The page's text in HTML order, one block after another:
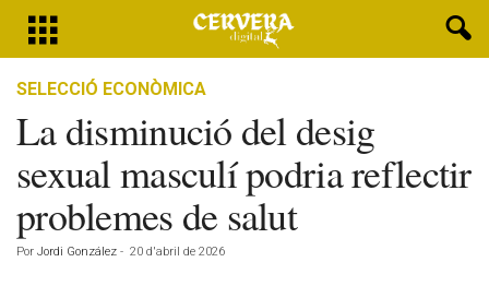
SELECCIÓ ECONÒMICA
La disminució del desig
sexual masculí podria reflectir
problemes de salut
Por Jordi González - 20 d'abril de 2026